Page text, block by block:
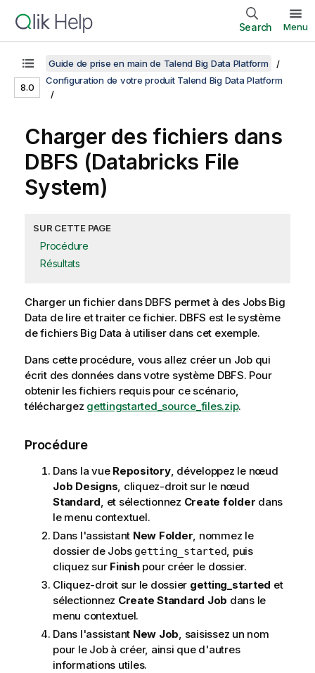
Search Menu
8.0
Guide de prise en main de Talend Big Data Platform
Configuration de votre produit Talend Big Data Platform
Charger des fichiers dans
DBFS (Databricks File
System)
SUR CETTE PAGE
Procédure
Résultats
Charger un fichier dans DBFS permet à des Jobs Big
Data de lire et traiter ce fichier. DBFS est le système
de fichiers Big Data à utiliser dans cet exemple.
Dans cette procédure, vous allez créer un Job qui
écrit des données dans votre système DBFS. Pour
obtenir les fichiers requis pour ce scénario,
téléchargez gettingstarted_source_files.zip.
Procédure
Dans la vue Repository, développez le nœud
Job Designs, cliquez-droit sur le nœud
Standard, et sélectionnez Create folder dans
le menu contextuel.
Dans l'assistant New Folder, nommez le
dossier de Jobs getting_started, puis
cliquez sur Finishpour créer le dossier.
Cliquez-droit sur le dossier getting_started et
sélectionnez Create Standard Job dans le
menu contextuel.
Dans l'assistant New Job, saisissez un nom
pour le Job à créer, ainsi que d'autres
informations utiles.